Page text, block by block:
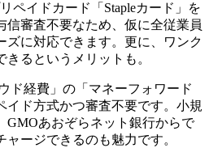
ペイドカード「Stapleカード」を
信審査不要なため、仮に全従業員
ズに対応できます。更に、ワンク
るというメリットも。
ド経費」の「マネーフォワード
イド方式かつ審査不要です。小規
GMOあおぞらネット銀行からで
ージできるのも魅力です。